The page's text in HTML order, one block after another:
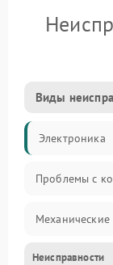
Виды
Электроника
Проблемы с
Прочие
Неисправности